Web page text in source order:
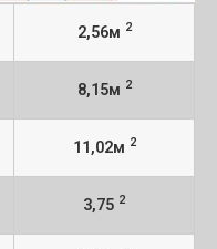
2,56м 2
8,15м 2
11,02м 2
3,75 2